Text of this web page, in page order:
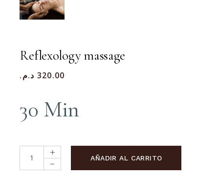
Reflexology massage
320.00 د.م.
30 Min
Reflexology massage cantidad
AÑADIR AL CARRITO